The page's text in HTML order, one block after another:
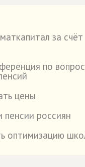
за счёт
по
цены
пенсии россиян
оптимизацию